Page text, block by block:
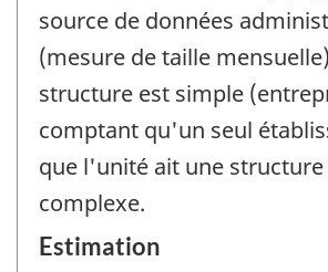
source de données
(mesure de taille
structure est simple
comptant qu'un seul
que l'unité ait une structure
complexe.
Estimation